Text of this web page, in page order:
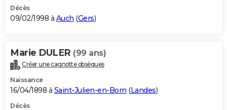
Décès
09/02/1998 à Auch (Gers)
Marie DULER (99 ans)
Créer une cagnotte obsèques
Naissance
16/04/1898 à Saint-Julien-en-Born (Landes)
Décès